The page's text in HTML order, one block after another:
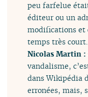
peu farfelue
éditeur ou un
modifications et
temps très court.
Nicolas Martin :
vandalisme,
dans Wikipédia
erronées, mais,